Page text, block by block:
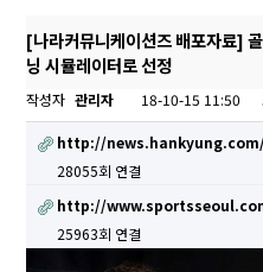
[나라커뮤니케이션즈 배포자료]
닝 시뮬레이터로 선정
작성자 관리자 18-10-15 11:50
http://
28055회 연결
http://
25963회 연결